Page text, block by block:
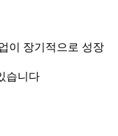
이 장기적으로 성장
습니다